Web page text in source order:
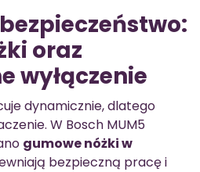
oraz
wyłączenie
dynamicznie, dlatego
W Bosch MUM5
gumowe nóżki w
bezpieczną pracę i